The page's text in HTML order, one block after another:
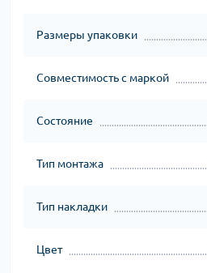
Размеры упаковки
Совместимость с маркой
Состояние
Тип монтажа
Тип накладки
Цвет